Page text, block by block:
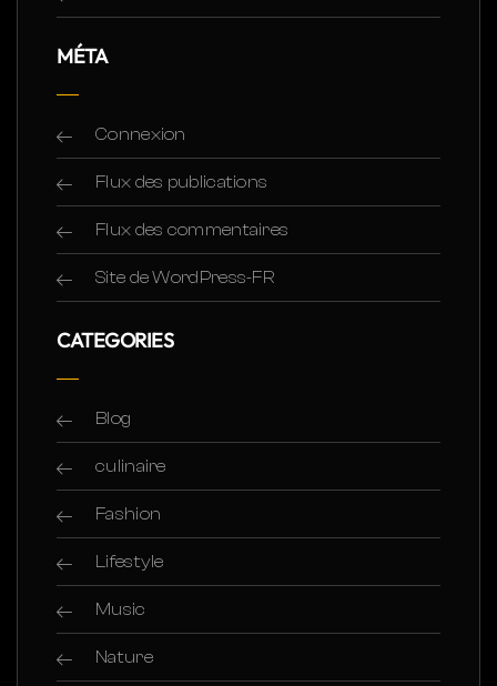
MÉTA
Connexion
Flux des publications
Flux des commentaires
Site de WordPress-FR
CATEGORIES
Blog
culinaire
Fashion
Lifestyle
Music
Nature